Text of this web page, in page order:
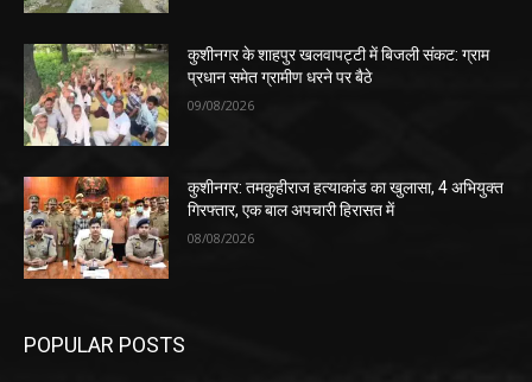
कुशीनगर के शाहपुर खलवापट्टी में बिजली संकट: ग्राम
प्रधान समेत ग्रामीण धरने पर बैठे
09/08/2026
कुशीनगर: तमकुहीराज हत्याकांड का खुलासा, 4 अभियुक्त
गिरफ्तार, एक बाल अपचारी हिरासत में
08/08/2026
POPULAR POSTS